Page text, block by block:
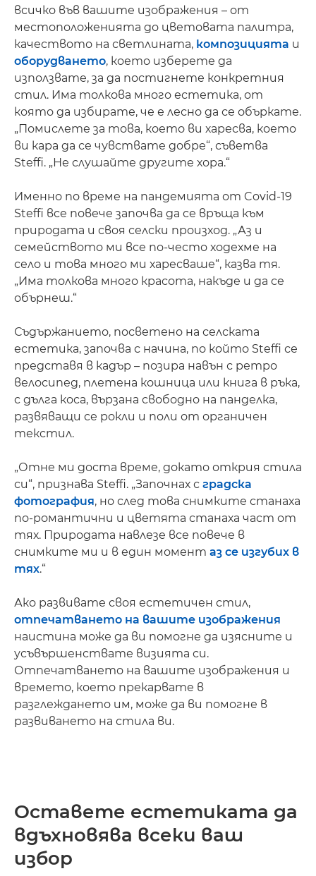
всичко във вашите изображения – от
местоположенията до цветовата палитра,
качеството на светлината, композицията и
оборудването, което изберете да
използвате, за да постигнете конкретния
стил. Има толкова много естетика, от
която да избирате, че е лесно да се объркате.
„Помислете за това, което ви харесва, което
ви кара да се чувствате добре“, съветва
Steffi. „Не слушайте другите хора.“
Именно по време на пандемията от Covid-19
Steffi все повече започва да се връща към
природата и своя селски произход. „Аз и
семейството ми все по-често ходехме на
село и това много ми харесваше“, казва тя.
„Има толкова много красота, накъде и да се
обърнеш.“
Съдържанието, посветено на селската
естетика, започва с начина, по който Steffi се
представя в кадър – позира навън с ретро
велосипед, плетена кошница или книга в ръка,
с дълга коса, вързана свободно на панделка,
развяващи се рокли и поли от органичен
текстил.
„Отне ми доста време, докато открия стила
си“, признава Steffi. „Започнах с градска
фотография, но след това снимките станаха
по-романтични и цветята станаха част от
тях. Природата навлезе все повече в
снимките ми и в един момент аз се изгубих в
тях.“
Ако развивате своя естетичен стил,
отпечатването на вашите изображения
наистина може да ви помогне да изясните и
усъвършенствате визията си.
Отпечатването на вашите изображения и
времето, което прекарвате в
разглеждането им, може да ви помогне в
развиването на стила ви.
Оставете естетиката да
вдъхновява всеки ваш
избор